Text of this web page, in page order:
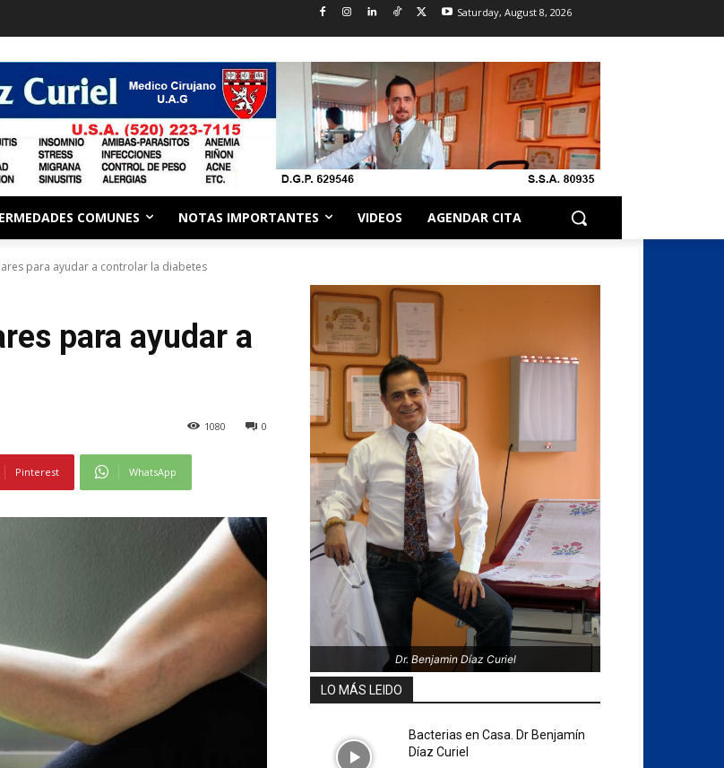
Saturday, August 8, 2026
COMUNES NOTAS IMPORTANTES VIDEOS AGENDAR CITA
para ayudar a controlar la diabetes
para ayudar a
0
1080
Pinterest WhatsApp
Dr. Benjamin Díaz Curiel
LO MÁS LEIDO
Bacterias en Casa. Dr Benjamín
Díaz Curiel